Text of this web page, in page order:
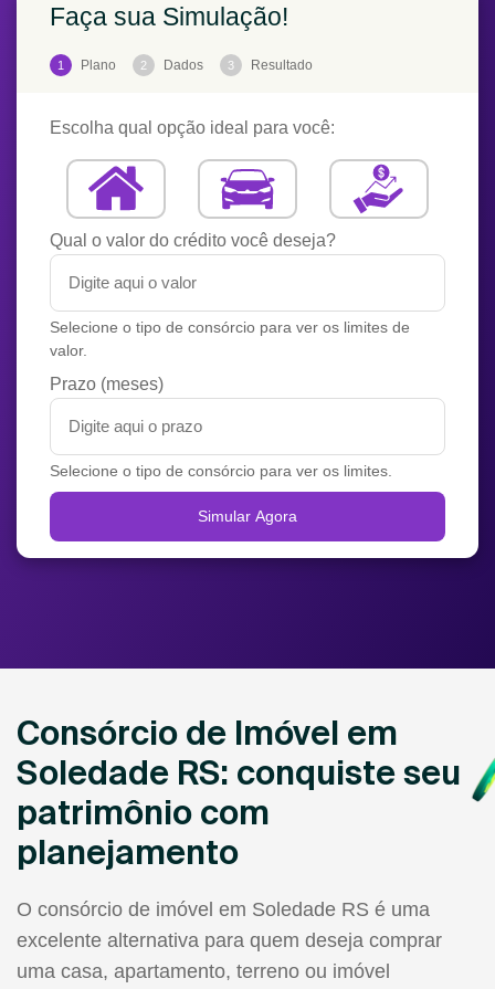
Faça sua Simulação!
1 Plano 2 Dados 3 Resultado
Escolha qual opção ideal para você:
Qual o valor do crédito você deseja?
Selecione o tipo de consórcio para ver os limites de
valor.
Prazo (meses)
Selecione o tipo de consórcio para ver os limites.
Simular Agora
Consórcio de Imóvel em
Soledade RS: conquiste seu
patrimônio com
planejamento
O consórcio de imóvel em Soledade RS é uma
excelente alternativa para quem deseja comprar
uma casa, apartamento, terreno ou imóvel